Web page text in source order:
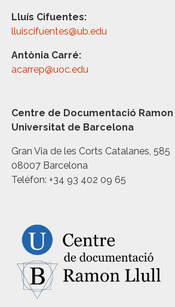
Lluís Cifuentes:
lluiscifuentes@ub.edu
Antònia Carré:
acarrep@uoc.edu
Centre de Documentació
Universitat de Barcelona
Gran Via de les Corts Catalanes, 585
08007 Barcelona
Telèfon: +34 93 402 09 65